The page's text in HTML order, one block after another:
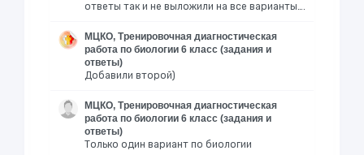
ответы так и не выложили на все варианты….
МЦКО, Тренировочная диагностическая
работа по биологии 6 класс (задания и
ответы)
Добавили второй)
МЦКО, Тренировочная диагностическая
работа по биологии 6 класс (задания и
ответы)
Только один вариант по биологии